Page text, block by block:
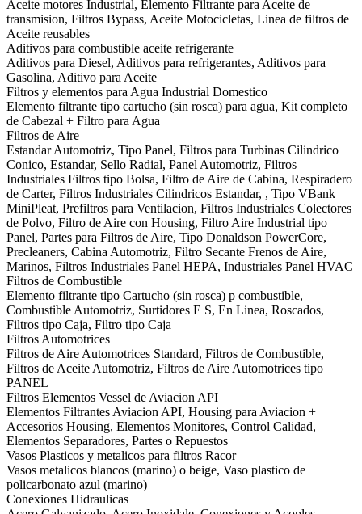
Aceite motores Industrial, Elemento Filtrante para Aceite de
transmision, Filtros Bypass, Aceite Motocicletas, Linea de filtros de
Aceite reusables
Aditivos para combustible aceite refrigerante
Aditivos para Diesel, Aditivos para refrigerantes, Aditivos para
Gasolina, Aditivo para Aceite
Filtros y elementos para Agua Industrial Domestico
Elemento filtrante tipo cartucho (sin rosca) para agua, Kit completo
de Cabezal + Filtro para Agua
Filtros de Aire
Estandar Automotriz, Tipo Panel, Filtros para Turbinas Cilindrico
Conico, Estandar, Sello Radial, Panel Automotriz, Filtros
Industriales Filtros tipo Bolsa, Filtro de Aire de Cabina, Respiradero
de Carter, Filtros Industriales Cilindricos Estandar, , Tipo VBank
MiniPleat, Prefiltros para Ventilacion, Filtros Industriales Colectores
de Polvo, Filtro de Aire con Housing, Filtro Aire Industrial tipo
Panel, Partes para Filtros de Aire, Tipo Donaldson PowerCore,
Precleaners, Cabina Automotriz, Filtro Secante Frenos de Aire,
Marinos, Filtros Industriales Panel HEPA, Industriales Panel HVAC
Filtros de Combustible
Elemento filtrante tipo Cartucho (sin rosca) p combustible,
Combustible Automotriz, Surtidores E S, En Linea, Roscados,
Filtros tipo Caja, Filtro tipo Caja
Filtros Automotrices
Filtros de Aire Automotrices Standard, Filtros de Combustible,
Filtros de Aceite Automotriz, Filtros de Aire Automotrices tipo
PANEL
Filtros Elementos Vessel de Aviacion API
Elementos Filtrantes Aviacion API, Housing para Aviacion +
Accesorios Housing, Elementos Monitores, Control Calidad,
Elementos Separadores, Partes o Repuestos
Vasos Plasticos y metalicos para filtros Racor
Vasos metalicos blancos (marino) o beige, Vaso plastico de
policarbonato azul (marino)
Conexiones Hidraulicas